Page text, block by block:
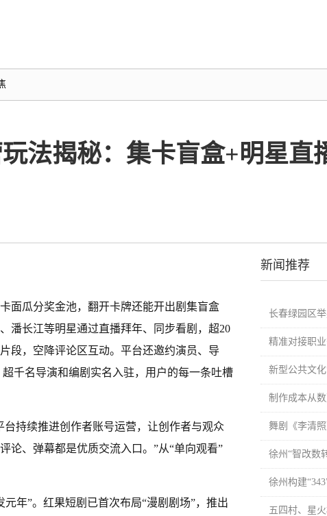
法揭秘：集卡盲盒+明星直
面瓜分奖金池，翻开卡牌还能开出剧集盲盒
长江等明星通过直播拜年、同步看剧，超20
段，空降评论区互动。平台还邀约演员、导
千名导演和编剧实名入驻，用户的每一条吐槽
持续推进创作者账号运营，让创作者与观众
论、弹幕都是优质交流入口。”从“单向观看”
年”。红果短剧已首次布局“漫剧剧场”，推出
新闻推荐
长春绿园区
精准对接职
新型公共文
制作成本从
舞剧《李清
徐州“智改数
徐州构建
五四村、星